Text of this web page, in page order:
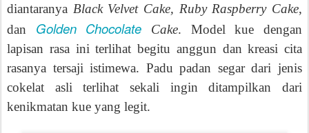
diantaranya Black Velvet Cake, Ruby Raspberry Cake,
dan Golden Chocolate Cake. Model kue dengan
lapisan rasa ini terlihat begitu anggun dan kreasi cita
rasanya tersaji istimewa. Padu padan segar dari jenis
cokelat asli terlihat sekali ingin ditampilkan dari
kenikmatan kue yang legit.